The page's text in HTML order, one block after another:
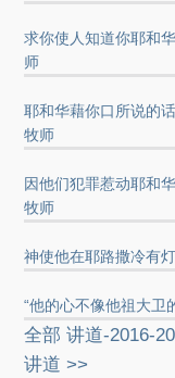
求你使人知道你耶和
师
耶和华藉你口所说的
牧师
因他们犯罪惹动耶和
牧师
神使他在耶路撒冷有
“他的心不像他祖大
全部 讲道-2016-
讲道 >>